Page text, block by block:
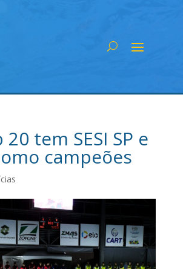
20 tem SESI SP e
campeões